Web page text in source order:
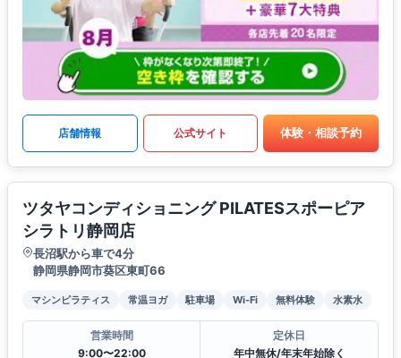
店舗情報 公式サイト 体験・相談予約
ツタヤコンディショニング PILATESスポーピア
シラトリ静岡店
長沼駅から車で4分
静岡県静岡市葵区東町66
マシンピラティス 常温ヨガ 駐車場 Wi-Fi 無料体験 水素水
営業時間
9:00〜22:00
定休日
年中無休/年末年始除く